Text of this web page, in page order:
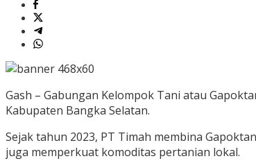
Gash – Gabungan Kelompok Tani atau
Kabupaten Bangka Selatan.
Sejak tahun 2023, PT Timah membina
juga memperkuat komoditas pertanian lokal.